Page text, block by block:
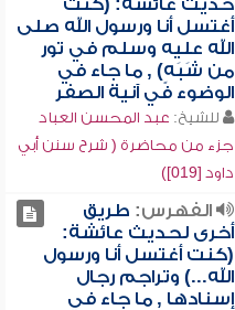
حديث عائشة: (كنت
أغتسل أنا ورسول الله صلى
الله عليه وسلم في تور
من شَبَهٍ) , ما جاء في
الوضوء في آنية الصفر
للشيخ: عبد المحسن العباد
جزء من محاضرة ( شرح سنن أبي
داود [019])
الفهرس: طريق
أخرى لحديث عائشة:
(كنت أغتسل أنا ورسول
الله...) وتراجم رجال
إسنادها , ما جاء في